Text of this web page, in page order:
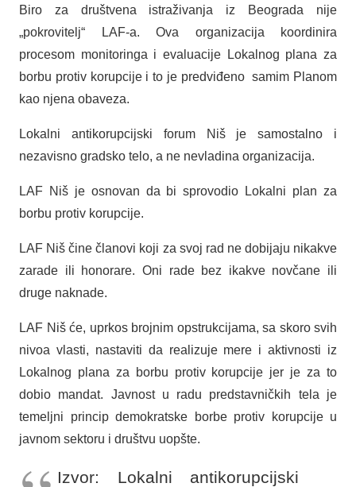
Biro za društvena istraživanja iz Beograda nije
„pokrovitelj“ LAF-a. Ova organizacija koordinira
procesom monitoringa i evaluacije Lokalnog plana za
borbu protiv korupcije i to je predviđeno samim Planom
kao njena obaveza.
Lokalni antikorupcijski forum Niš je samostalno i
nezavisno gradsko telo, a ne nevladina organizacija.
LAF Niš je osnovan da bi sprovodio Lokalni plan za
borbu protiv korupcije.
LAF Niš čine članovi koji za svoj rad ne dobijaju nikakve
zarade ili honorare. Oni rade bez ikakve novčane ili
druge naknade.
LAF Niš će, uprkos brojnim opstrukcijama, sa skoro svih
nivoa vlasti, nastaviti da realizuje mere i aktivnosti iz
Lokalnog plana za borbu protiv korupcije jer je za to
dobio mandat. Javnost u radu predstavničkih tela je
temeljni princip demokratske borbe protiv korupcije u
javnom sektoru i društvu uopšte.
Izvor: Lokalni antikorupcijski